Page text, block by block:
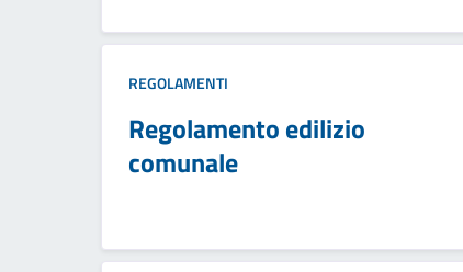
REGOLAMENTI
Regolamento edilizio
comunale